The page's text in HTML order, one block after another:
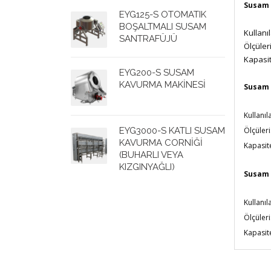
EYG125-S OTOMATIK
BOŞALTMALI SUSAM
SANTRAFÜJÜ
EYG200-S SUSAM
KAVURMA MAKİNESİ
EYG3000-S KATLI SUSAM
KAVURMA CORNİĞİ
(BUHARLI VEYA
KIZGINYAĞLI)